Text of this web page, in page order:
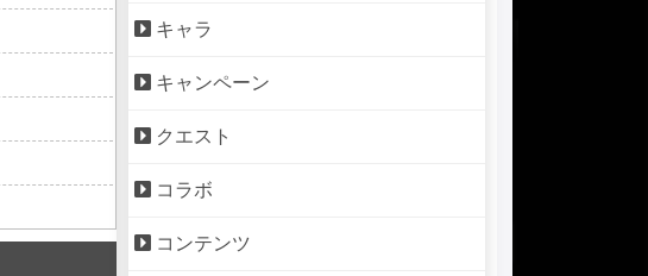
キャラ
キャンペーン
クエスト
コラボ
コンテンツ